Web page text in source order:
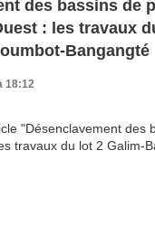
des bassins de
: les travaux
Bangangté
18:12